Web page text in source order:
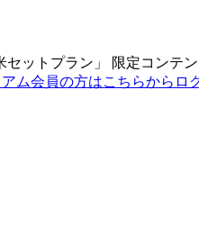
セットプラン 」 限定コンテ
ム会員の方はこちらからロ